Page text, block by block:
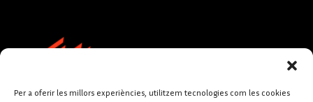
Per a oferir les millors experiències, utilitzem tecnologies com les cookies